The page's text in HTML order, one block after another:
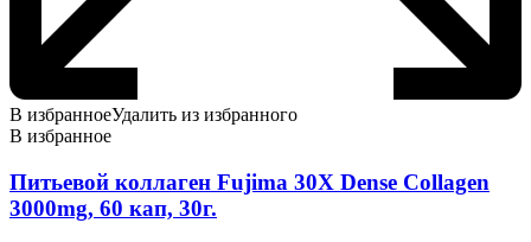
В избранноеУдалить из избранного
В избранное
Питьевой коллаген Fujima 30Х Dense Collagen
3000mg, 60 кап, 30г.